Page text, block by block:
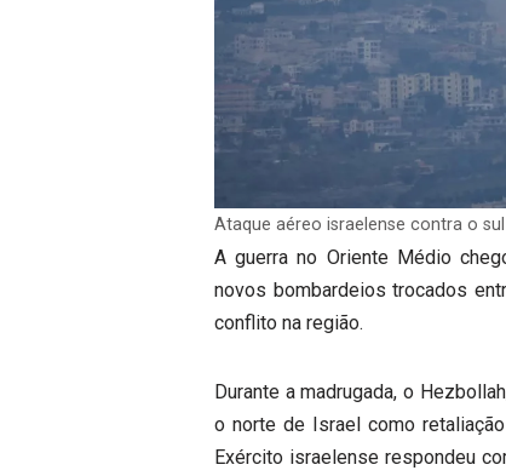
Ataque aéreo israelense contra o
A guerra no Oriente Médio
novos bombardeios trocados
conflito na região.
Durante a madrugada, o
o norte de Israel como
Exército israelense respondeu